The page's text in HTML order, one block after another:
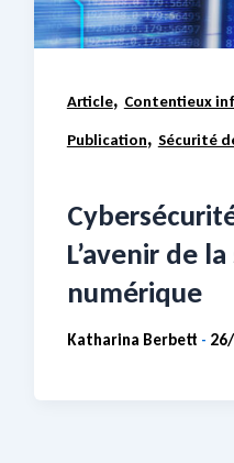
Article, Contentieux
Publication, Sécurité
L’avenir de
numérique
Katharina Berbett -